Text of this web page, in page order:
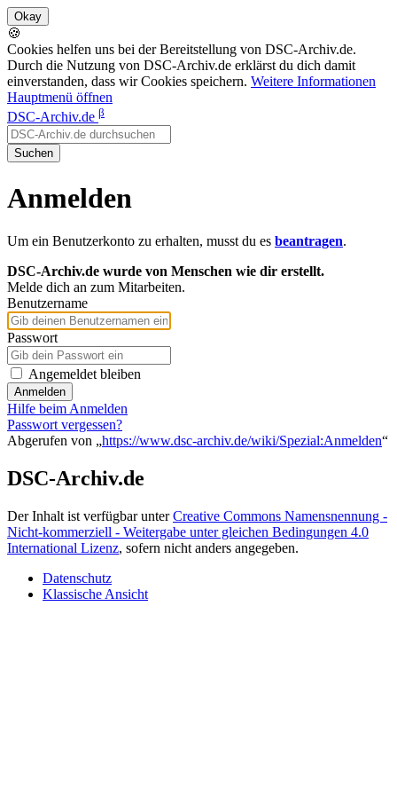
🍪
Cookies helfen uns bei der Bereitstellung von DSC-Archiv.de.
Durch die Nutzung von DSC-Archiv.de erklärst du dich damit
einverstanden, dass wir Cookies speichern. Weitere Informationen
Hauptmenü öffnen
DSC-Archiv.de β
Suchen
Anmelden
Um ein Benutzerkonto zu erhalten, musst du es beantragen.
DSC-Archiv.de wurde von Menschen wie dir erstellt.
Melde dich an zum Mitarbeiten.
Benutzername
Passwort
Angemeldet bleiben
Anmelden
Hilfe beim Anmelden
Passwort vergessen?
Abgerufen von „https://www.dsc-archiv.de/wiki/Spezial:Anmelden“
DSC-Archiv.de
Der Inhalt ist verfügbar unterCreative Commons Namensnennung -
Nicht-kommerziell - Weitergabe unter gleichen Bedingungen 4.0
International Lizenz, sofern nicht anders angegeben.
Datenschutz
Klassische Ansicht